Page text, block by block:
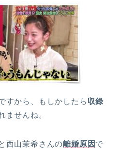
すから、もしかしたら 収録
ませんね。
西山茉希さんの離婚原因 で